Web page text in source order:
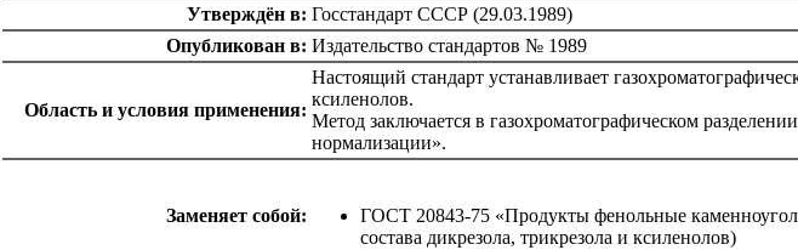
Утверждён в: Госстандарт СССР (29.03.1989)
Опубликован в: Издательство стандартов № 1989
Область и условия применения:
Настоящий стандарт устанавливает
ксиленолов.
Метод заключается в газохроматографическом
нормализации».
Заменяет собой:
ГОСТ 20843-75 «Продукты фенольные
состава дикрезола, трикрезола и ксиленолов)